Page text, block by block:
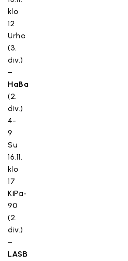
klo
12
Urho
(3.
div.)
–
HaBa
(2.
div.)
4-
9
Su
16.11.
klo
17
KiPa-
90
(2.
div.)
–
LASB